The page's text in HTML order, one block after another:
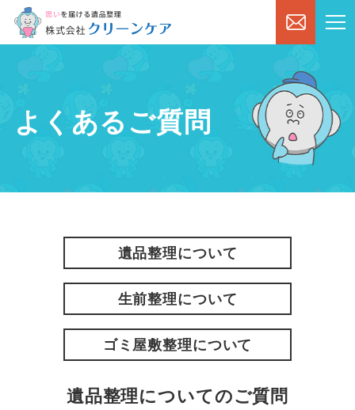
よくあるご質問
遺品整理について
生前整理について
ゴミ屋敷整理について
遺品整理についてのご質問